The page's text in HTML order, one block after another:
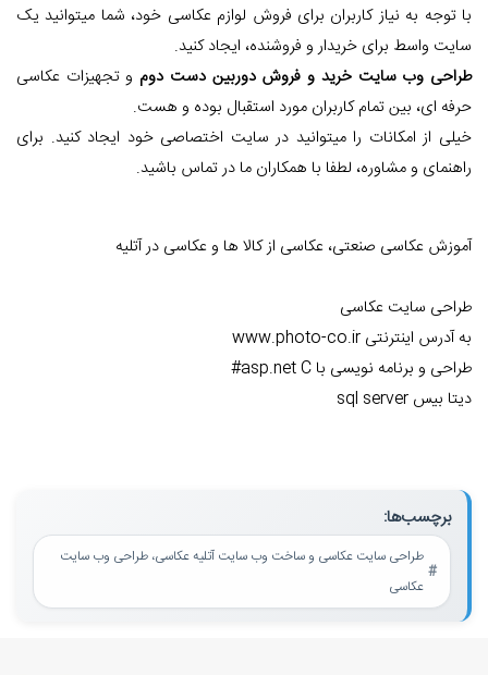
با توجه به نیاز کاربران برای فروش لوازم عکاسی خود، شما میتوانید یک
سایت واسط برای خریدار و فروشنده، ایجاد کنید.
طراحی وب سایت خرید و فروش دوربین دست دوم و تجهیزات عکاسی
حرفه ای، بین تمام کاربران مورد استقبال بوده و هست.
خیلی از امکانات را میتوانید در سایت اختصاصی خود ایجاد کنید. برای
راهنمای و مشاوره، لطفا با همکاران ما در تماس باشید.
آموزش عکاسی صنعتی، عکاسی از کالا ها و عکاسی در آتلیه
طراحی سایت عکاسی
به آدرس اینترنتی www.photo-co.ir
طراحی و برنامه نویسی با asp.net C#
دیتا بیس sql server
برچسب‌ها:
طراحی سایت عکاسی و ساخت وب سایت آتلیه عکاسی، طراحی وب سایت
عکاسی